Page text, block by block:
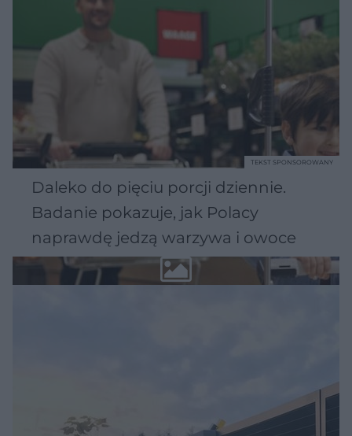
Daleko do pięciu porcji dziennie.
Badanie pokazuje, jak Polacy
naprawdę jedzą warzywa i owoce
TEKST SPONSOROWANY